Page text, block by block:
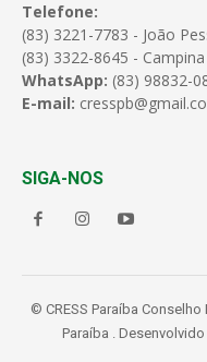
Telefone:
(83) 3221-7783 - João
(83) 3322-8645 -
WhatsApp: (83) 98832-
E-mail:
SIGA-NOS
© CRESS Paraíba
Paraíba .